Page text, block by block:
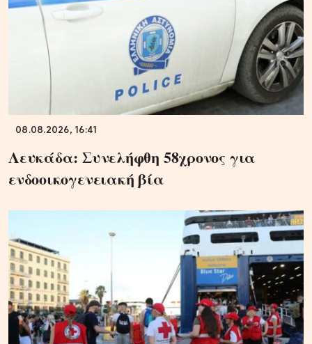
08.08.2026, 16:41
Λευκάδα: Συνελήφθη 58χρονος για
ενδοοικογενειακή βία